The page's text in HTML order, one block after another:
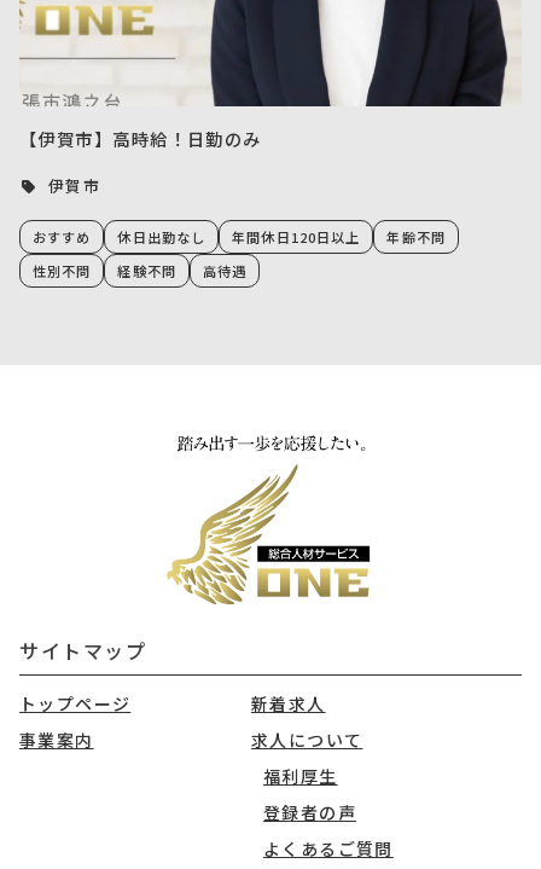
【伊賀市】高時給！日勤のみ
伊賀市
おすすめ 休日出勤なし 年間休日120日以上
年齢不問
性別不問
経験不問 高待遇
サイトマップ
トップページ
新着求人
事業案内
求人について
福利厚生
登録者の声
よくあるご質問